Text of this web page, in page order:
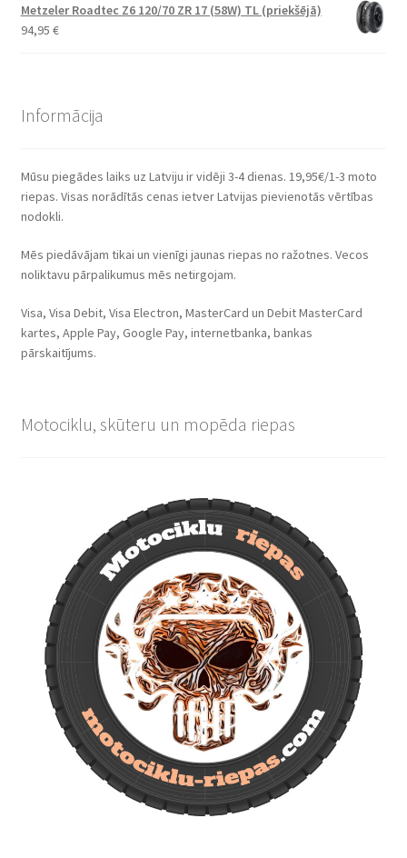
Metzeler Roadtec Z6 120/70 ZR 17 (58W) TL (priekšējā)
94,95 €
Informācija
Mūsu piegādes laiks uz Latviju ir vidēji 3-4 dienas. 19,95€/1-3 moto
riepas. Visas norādītās cenas ietver Latvijas pievienotās vērtības
nodokli.
Mēs piedāvājam tikai un vienīgi jaunas riepas no ražotnes. Vecos
noliktavu pārpalikumus mēs netirgojam.
Visa, Visa Debit, Visa Electron, MasterCard un Debit MasterCard
kartes, Apple Pay, Google Pay, internetbanka, bankas
pārskaitījums.
Motociklu, skūteru un mopēda riepas